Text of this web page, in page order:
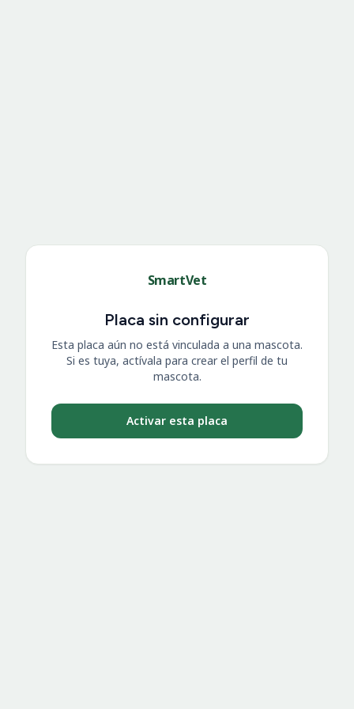
SmartVet
Placa sin configurar
Esta placa aún no está vinculada a una mascota.
Si es tuya, actívala para crear el perfil de tu
mascota.
Activar esta placa